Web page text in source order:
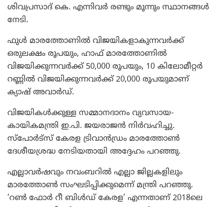
ശിവപ്രസാദ് കെ. എന്നിവര്‍ രണ്ടും മൂന്നും സ്ഥാനങ്ങള്‍
നേടി.
ഫുള്‍ മാരത്തോണില്‍ വിജയികളാകുന്നവര്‍ക്ക്
ഒരുലക്ഷം രൂപയും, ഹാഫ് മാരത്തോണില്‍
വിജയിക്കുന്നവര്‍ക്ക് 50,000 രൂപയും, 10 കിലോമീറ്റര്‍
റണ്ണില്‍ വിജയിക്കുന്നവര്‍ക്ക് 20,000 രൂപയുമാണ്
ക്യാഷ് അവാര്‍ഡ്.
വിജയികള്‍ക്കുള്ള സമ്മാനദാനം വ്യവസായ-
കായികമന്ത്രി ഇ.പി. ജയരാജന്‍ നിര്‍വഹിച്ചു.
സ്പോര്‍ട്സ് കേരള ട്രിവാന്‍ഡ്രം മാരത്തോണ്‍
ദേശീയശ്രദ്ധ നേടിയതായി അദ്ദേഹം പറഞ്ഞു.
എല്ലാവര്‍ഷവും നവംബറില്‍ എല്ലാ ജില്ലകളിലും
മാരത്തോണ്‍ സംഘടിപ്പിക്കുമെന്ന് മന്ത്രി പറഞ്ഞു.
‘റണ്‍ ഫോര്‍ റീ ബിള്‍ഡ് കേരള’ എന്നതാണ് 2018ലെ